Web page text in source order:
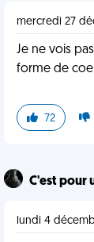
mercredi 27
Je ne vois
forme de
72
C'est pour
lundi 4